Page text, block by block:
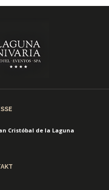
Cristóbal de la Laguna